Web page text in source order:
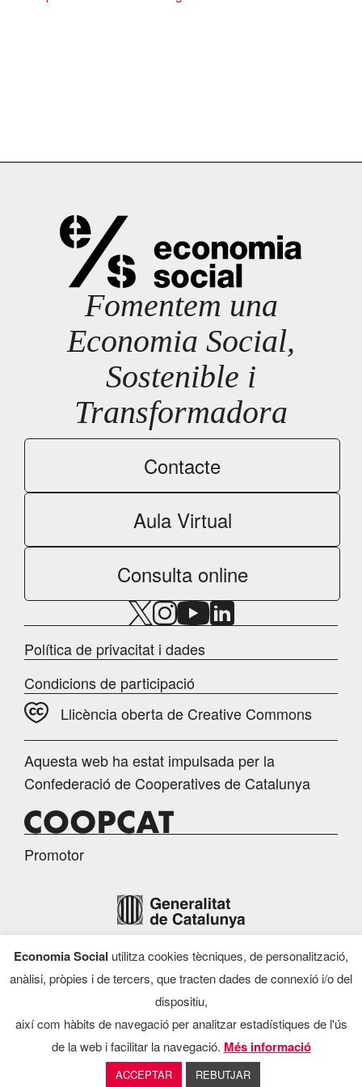
Fomentem una
Economia Social,
Sostenible i
Transformadora
Contacte
Aula Virtual
Consulta online
Política de privacitat i dades
Condicions de participació
Llicència oberta de Creative Commons
Aquesta web ha estat impulsada per la
Confederació de Cooperatives de Catalunya
Promotor
Finançament
Programa d’Economia Social, 2026
Economia Social utilitza cookies tècniques, de personalització,
anàlisi, pròpies i de tercers, que tracten dades de connexió i/o del
dispositiu,
així com hàbits de navegació per analitzar estadístiques de l'ús
de la web i facilitar la navegació. Més informació
ACCEPTAR REBUTJAR